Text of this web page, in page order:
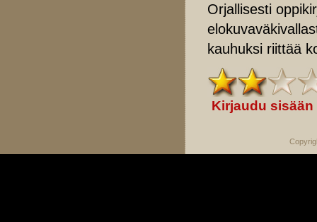
Orjallisesti
kauhuksi riittää
Kirjaudu sisään